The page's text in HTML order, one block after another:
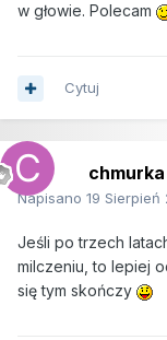
w głowie. Polecam
Cytuj
chmurka
Napisano 19 Sierpień
Jeśli po trzech
milczeniu, to lepiej
się tym skończy